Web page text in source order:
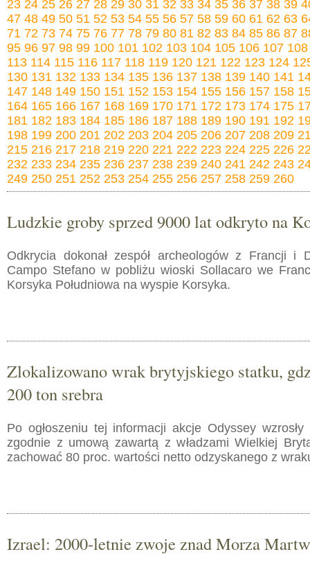
23 24 25 26 27 28 29 30 31 32 33 34 35 36 37 38 39
47 48 49 50 51 52 53 54 55 56 57 58 59 60 61 62 63
71 72 73 74 75 76 77 78 79 80 81 82 83 84 85 86 87
95 96 97 98 99 100 101 102 103 104 105 106 107 108
113 114 115 116 117 118 119 120 121 122 123 124
130 131 132 133 134 135 136 137 138 139 140 141
147 148 149 150 151 152 153 154 155 156 157 158
164 165 166 167 168 169 170 171 172 173 174 175
181 182 183 184 185 186 187 188 189 190 191 192
198 199 200 201 202 203 204 205 206 207 208 209
215 216 217 218 219 220 221 222 223 224 225 226
232 233 234 235 236 237 238 239 240 241 242 243
249 250 251 252 253 254 255 256 257 258 259 260
Ludzkie groby sprzed 9000 lat odkryto na
Odkrycia dokonał zespół archeologów z Francji i
Campo Stefano w pobliżu wioski Sollacaro we
Korsyka Południowa na wyspie Korsyka.
Zlokalizowano wrak brytyjskiego statku,
200 ton srebra
Po ogłoszeniu tej informacji akcje Odyssey
zgodnie z umową zawartą z władzami Wielkiej
zachować 80 proc. wartości netto odzyskanego z
Izrael: 2000-letnie zwoje znad Morza